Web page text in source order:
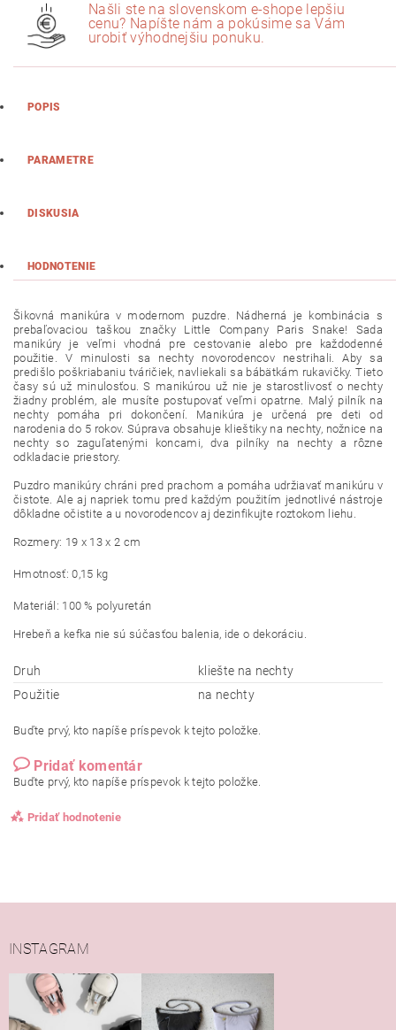
Našli ste na slovenskom e-shope lepšiu
cenu? Napíšte nám a pokúsime sa Vám
urobiť výhodnejšiu ponuku.
POPIS
PARAMETRE
DISKUSIA
HODNOTENIE
Šikovná manikúra v modernom puzdre. Nádherná
je kombinácia s
prebaľovaciou taškou značky Little Company Paris Snake! Sada
manikúry je veľmi vhodná pre cestovanie alebo pre každodenné
použitie. V minulosti sa nechty novorodencov nestrihali.Aby sa
predišlo poškriabaniu tváričiek, navliekali sa bábätkám rukavičky.Tieto
časy sú už minulosťou.S manikúrou už nie je starostlivosť o nechty
žiadny problém, ale musíte postupovať veľmi opatrne. Malý pilník na
nechty pomáha pri dokončení. Manikúra je určená pre deti od
narodenia do 5 rokov.Súprava obsahuje klieštiky na nechty, nožnice na
nechty so zaguľatenými koncami, dva pilníky na nechty a rôzne
odkladacie priestory.
Puzdro manikúry chráni pred prachom a pomáha udržiavať manikúru v
čistote. Ale aj napriek tomu pred každým použitím jednotlivé nástroje
dôkladne očistite a u novorodencov aj dezinfikujte roztokom liehu.
Rozmery: 19 x 13 x 2 cm
Hmotnosť: 0,15 kg
Materiál: 100 % polyuretán
Hrebeň a kefka nie sú súčasťou balenia, ide o dekoráciu.
Druh
kliešte na nechty
Použitie
na nechty
Buďte prvý, kto napíše príspevok k tejto položke.
Pridať komentár
Buďte prvý, kto napíše príspevok k tejto položke.
Pridať hodnotenie
INSTAGRAM